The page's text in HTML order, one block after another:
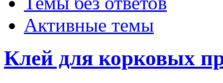
Активные темы
Клей для корковых